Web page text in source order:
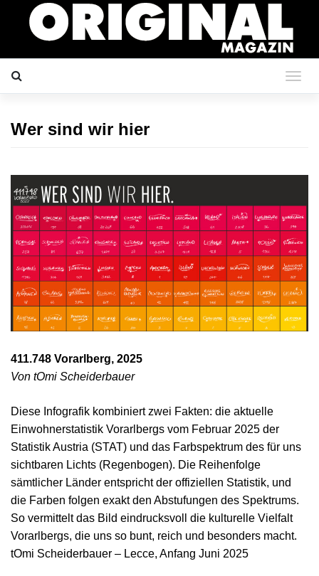
Wer sind wir hier
411.748 Vorarlberg, 2025
Von tOmi Scheiderbauer
Diese Infografik kombiniert zwei Fakten: die aktuelle
Einwohnerstatistik Vorarlbergs vom Februar 2025 der
Statistik Austria (STAT) und das Farbspektrum des für uns
sichtbaren Lichts (Regenbogen). Die Reihenfolge
sämtlicher Länder entspricht der offiziellen Statistik, und
die Farben folgen exakt den Abstufungen des Spektrums.
So vermittelt das Bild eindrucksvoll die kulturelle Vielfalt
Vorarlbergs, die uns so bunt, reich und besonders macht.
tOmi Scheiderbauer – Lecce, Anfang Juni 2025